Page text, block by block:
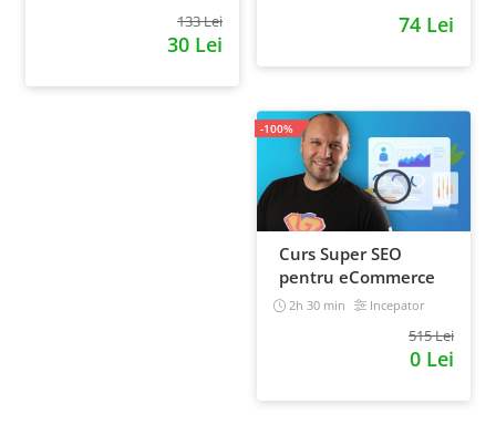
133 Lei
30 Lei
74 Lei
Curs Super SEO
pentru eCommerce
2h 30 min Incepator
515 Lei
0 Lei
-100%